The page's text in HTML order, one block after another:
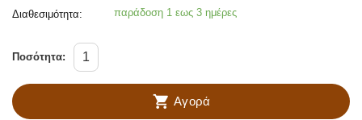
Διαθεσιμότητα: παράδοση 1 εως 3 ημέρες
Ποσότητα:
Αγορά